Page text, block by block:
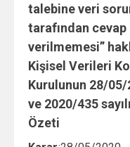
talebine veri
tarafından cevap
verilmemesi”
Kişisel Verileri
Kurulunun 28/
ve 2020/435
Özeti